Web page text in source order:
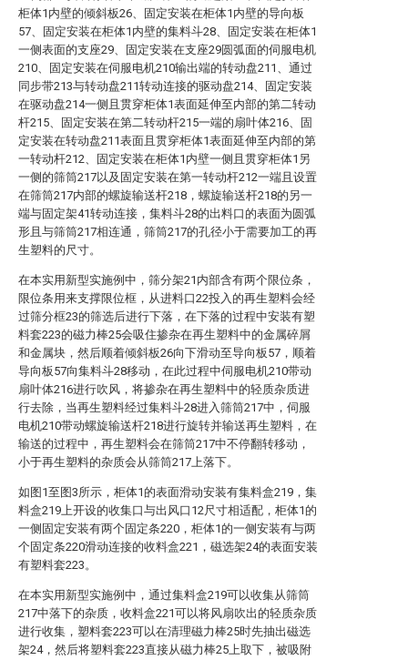
柜体1内壁的倾斜板26、固定安装在柜体1内壁的导向板
57、固定安装在柜体1内壁的集料斗28、固定安装在柜体1
一侧表面的支座29、固定安装在支座29圆弧面的伺服电机
210、固定安装在伺服电机210输出端的转动盘211、通过
同步带213与转动盘211转动连接的驱动盘214、固定安装
在驱动盘214一侧且贯穿柜体1表面延伸至内部的第二转动
杆215、固定安装在第二转动杆215一端的扇叶体216、固
定安装在转动盘211表面且贯穿柜体1表面延伸至内部的第
一转动杆212、固定安装在柜体1内壁一侧且贯穿柜体1另
一侧的筛筒217以及固定安装在第一转动杆212一端且设置
在筛筒217内部的螺旋输送杆218，螺旋输送杆218的另一
端与固定架41转动连接，集料斗28的出料口的表面为圆弧
形且与筛筒217相连通，筛筒217的孔径小于需要加工的再
生塑料的尺寸。
在本实用新型实施例中，筛分架21内部含有两个限位条，
限位条用来支撑限位框，从进料口22投入的再生塑料会经
过筛分框23的筛选后进行下落，在下落的过程中安装有塑
料套223的磁力棒25会吸住掺杂在再生塑料中的金属碎屑
和金属块，然后顺着倾斜板26向下滑动至导向板57，顺着
导向板57向集料斗28移动，在此过程中伺服电机210带动
扇叶体216进行吹风，将掺杂在再生塑料中的轻质杂质进
行去除，当再生塑料经过集料斗28进入筛筒217中，伺服
电机210带动螺旋输送杆218进行旋转并输送再生塑料，在
输送的过程中，再生塑料会在筛筒217中不停翻转移动，
小于再生塑料的杂质会从筛筒217上落下。
如图1至图3所示，柜体1的表面滑动安装有集料盒219，集
料盒219上开设的收集口与出风口12尺寸相适配，柜体1的
一侧固定安装有两个固定条220，柜体1的一侧安装有与两
个固定条220滑动连接的收料盒221，磁选架24的表面安装
有塑料套223。
在本实用新型实施例中，通过集料盒219可以收集从筛筒
217中落下的杂质，收料盒221可以将风扇吹出的轻质杂质
进行收集，塑料套223可以在清理磁力棒25时先抽出磁选
架24，然后将塑料套223直接从磁力棒25上取下，被吸附